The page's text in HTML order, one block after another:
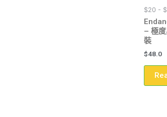
$20 -
– 極
裝
$48.0